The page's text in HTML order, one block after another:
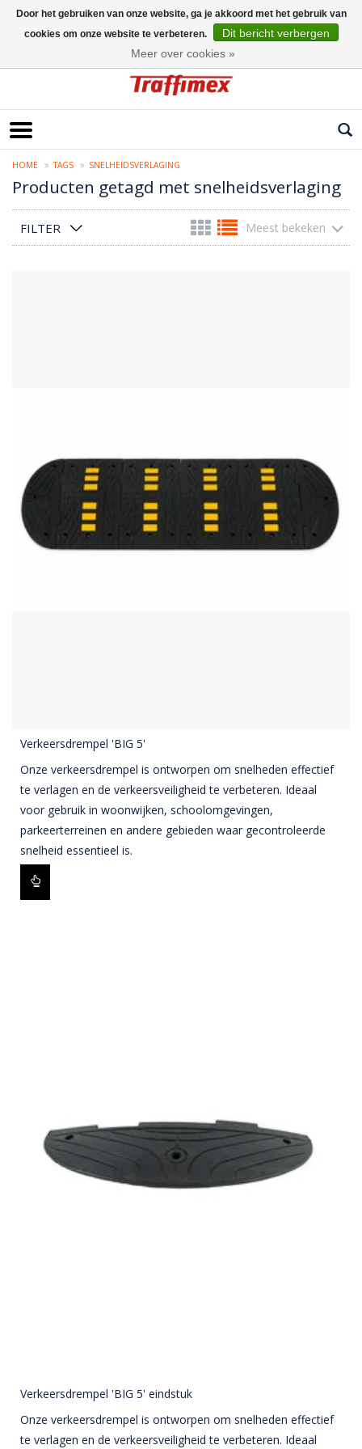
HOME TAGS SNELHEIDSVERLAGING
Producten getagd met snelheidsverlaging
FILTER Meest bekeken
Verkeersdrempel 'BIG 5'
Onze verkeersdrempel is ontworpen om snelheden effectief
te verlagen en de verkeersveiligheid te verbeteren. Ideaal
voor gebruik in woonwijken, schoolomgevingen,
parkeerterreinen en andere gebieden waar gecontroleerde
snelheid essentieel is.
Verkeersdrempel 'BIG 5' eindstuk
Onze verkeersdrempel is ontworpen om snelheden effectief
te verlagen en de verkeersveiligheid te verbeteren. Ideaal
Door het gebruiken van onze website, ga je akkoord met het gebruik van
cookies om onze website te verbeteren.
Dit bericht verbergen
Meer over cookies »